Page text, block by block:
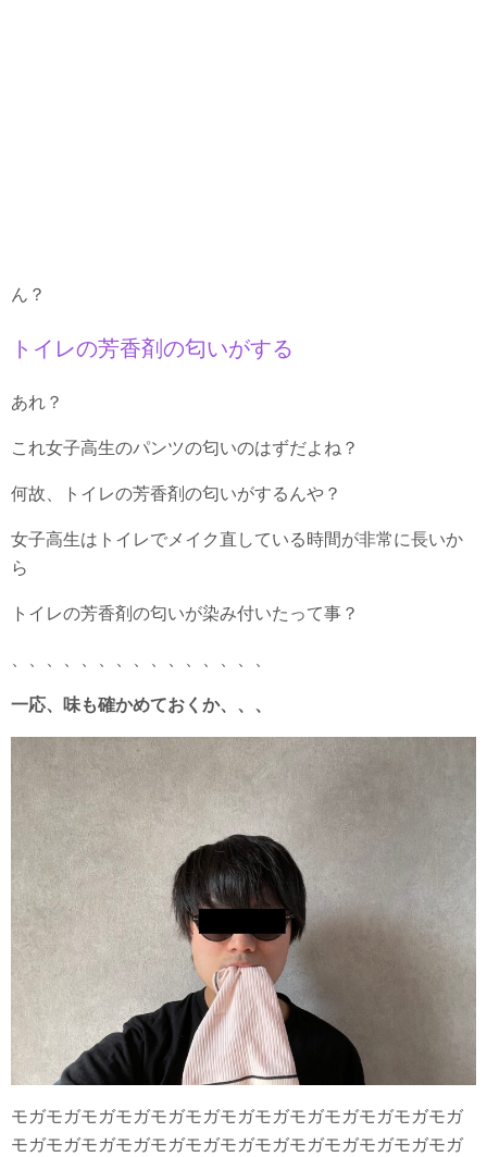
ん？
トイレの芳香剤の匂いがする
あれ？
これ女子高生のパンツの匂いのはずだよね？
何故、トイレの芳香剤の匂いがするんや？
女子高生はトイレでメイク直している時間が非常に長いか
ら
トイレの芳香剤の匂いが染み付いたって事？
一応、味も確かめておくか、、、
モガモガモガモガモガモガモガモガモガモガモガモガモガ
モガモガモガモガモガモガモガモガモガモガモガモガモガ